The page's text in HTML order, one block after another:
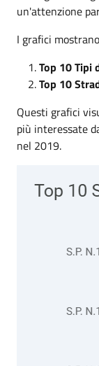
un'attenzione
I grafici
Top 10 Tipi
Top 10
Questi grafici
più interessate
nel 2019.